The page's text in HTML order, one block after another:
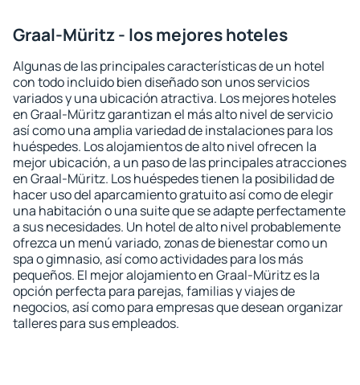
Graal-Müritz - los mejores hoteles
Algunas de las principales características de un hotel
con todo incluido bien diseñado son unos servicios
variados y una ubicación atractiva. Los mejores hoteles
en Graal-Müritz garantizan el más alto nivel de servicio
así como una amplia variedad de instalaciones para los
huéspedes. Los alojamientos de alto nivel ofrecen la
mejor ubicación, a un paso de las principales atracciones
en Graal-Müritz. Los huéspedes tienen la posibilidad de
hacer uso del aparcamiento gratuito así como de elegir
una habitación o una suite que se adapte perfectamente
a sus necesidades. Un hotel de alto nivel probablemente
ofrezca un menú variado, zonas de bienestar como un
spa o gimnasio, así como actividades para los más
pequeños. El mejor alojamiento en Graal-Müritz es la
opción perfecta para parejas, familias y viajes de
negocios, así como para empresas que desean organizar
talleres para sus empleados.